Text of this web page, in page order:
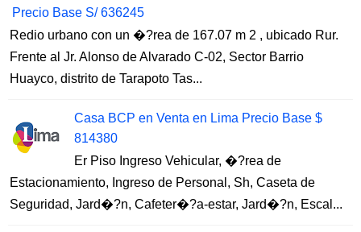
Precio Base S/ 636245
Redio urbano con un �?rea de 167.07 m 2 , ubicado Rur.
Frente al Jr. Alonso de Alvarado C-02, Sector Barrio
Huayco, distrito de Tarapoto Tas...
Casa BCP en Venta en Lima Precio Base $
814380
Er Piso Ingreso Vehicular, �?rea de
Estacionamiento, Ingreso de Personal, Sh, Caseta de
Seguridad, Jard�?n, Cafeter�?a-estar, Jard�?n, Escal...